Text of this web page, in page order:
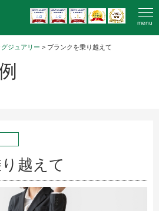
menu
ジュアリー > ブランクを乗り越えて
越えて